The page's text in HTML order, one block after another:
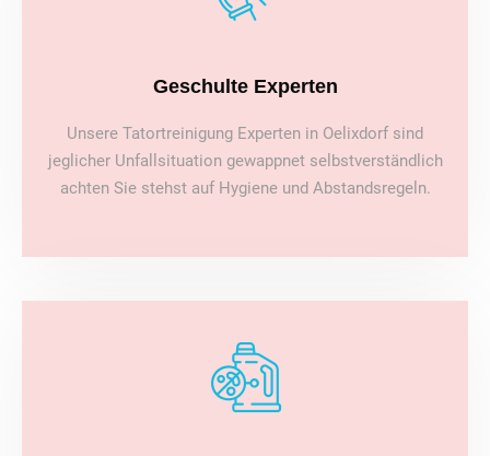
Geschulte Experten
Unsere Tatortreinigung Experten in Oelixdorf sind
jeglicher Unfallsituation gewappnet selbstverständlich
achten Sie stehst auf Hygiene und Abstandsregeln.